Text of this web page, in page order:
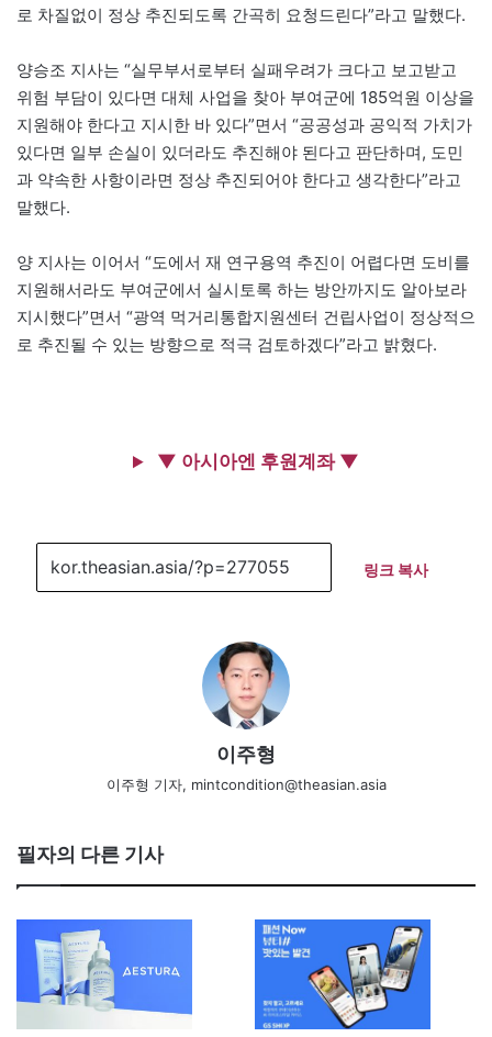
로 차질없이 정상 추진되도록 간곡히 요청드린다”라고 말했다.
양승조 지사는 “실무부서로부터 실패우려가 크다고 보고받고
위험 부담이 있다면 대체 사업을 찾아 부여군에 185억원 이상을
지원해야 한다고 지시한 바 있다”면서 “공공성과 공익적 가치가
있다면 일부 손실이 있더라도 추진해야 된다고 판단하며, 도민
과 약속한 사항이라면 정상 추진되어야 한다고 생각한다”라고
말했다.
양 지사는 이어서 “도에서 재 연구용역 추진이 어렵다면 도비를
지원해서라도 부여군에서 실시토록 하는 방안까지도 알아보라
지시했다”면서 “광역 먹거리통합지원센터 건립사업이 정상적으
로 추진될 수 있는 방향으로 적극 검토하겠다”라고 밝혔다.
▼ 아시아엔 후원계좌 ▼
링크 복사
이주형
이주형 기자, mintcondition@theasian.asia
필자의 다른 기사